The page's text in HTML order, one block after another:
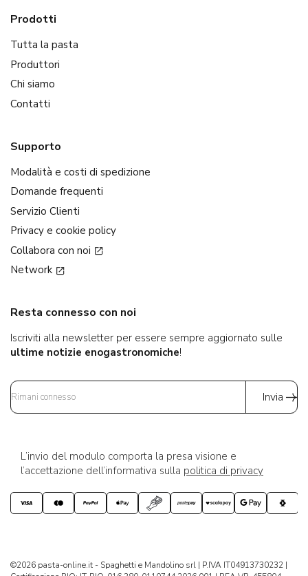
Prodotti
Tutta la pasta
Produttori
Chi siamo
Contatti
Supporto
Modalità e costi di spedizione
Domande frequenti
Servizio Clienti
Privacy e cookie policy
Collabora con noi
Network
Resta connesso con noi
Iscriviti alla newsletter per essere sempre aggiornato sulle
ultime notizie enogastronomiche!
Invia
L’invio del modulo comporta la presa visione e
l’accettazione dell’informativa sulla politica di privacy
©2026 pasta-online.it - Spaghetti e Mandolino srl | P.IVA IT04913730232 |